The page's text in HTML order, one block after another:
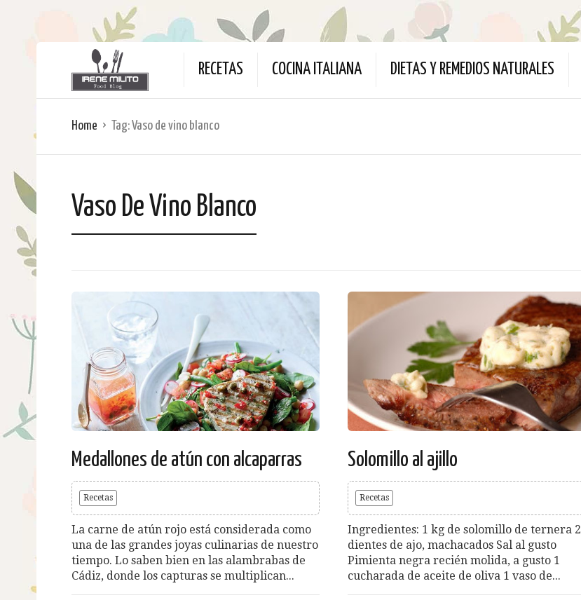
RECETAS COCINA ITALIANA DIETAS Y REMEDIOS NATURALES
Home Tag:Vaso de vino blanco
Vaso De Vino Blanco
Medallones de atún con alcaparras
Recetas
La carne de atún rojo está considerada como
una de las grandes joyas culinarias de nuestro
tiempo. Lo saben bien en las alambrabas de
Cádiz, donde los capturas se multiplican...
Solomillo al ajillo
Recetas
Ingredientes: 1 kg de solomillo de ternera 2
dientes de ajo, machacados Sal al gusto
Pimienta negra recién molida, a gusto 1
cucharada de aceite de oliva 1 vaso de...